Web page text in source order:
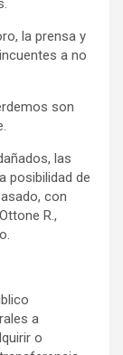
la prensa y
a no
son
las
posibilidad de
con
R.,
a
o